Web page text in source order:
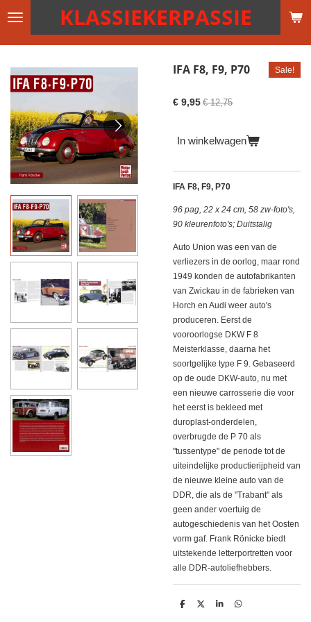
Ga
KLASSIEKERPASSIE
IFA F8, F9, P70 Sale!
€ 9,95 € 12,75
In winkelwagen
IFA F8, F9, P70
96 pag, 22 x 24 cm, 58 zw-foto's,
90 kleurenfoto's; Duitstalig
Auto Union was een van de
verliezers in de oorlog, maar rond
1949 konden de autofabrikanten
van Zwickau in de fabrieken van
Horch en Audi weer auto's
produceren. Eerst de
vooroorlogse DKW F 8
Meisterklasse, daarna het
soortgelijke type F 9. Gebaseerd
op de oude DKW-auto, nu met
een nieuwe carrosserie die voor
het eerst is bekleed met
duroplast-onderdelen,
overbrugde de P 70 als
"tussentype" de periode tot de
uiteindelijke productierijpheid van
de nieuwe kleine auto van de
DDR, die als de "Trabant" als
geen ander voertuig de
autogeschiedenis van het Oosten
vorm gaf. Frank Rönicke biedt
uitstekende letterportretten voor
alle DDR-autoliefhebbers.
D
D
S
D